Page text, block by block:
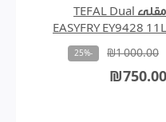
مقلى TEFAL Dual
EASYFRY EY9428 11L
₪1 000.00
-25%
₪750.00